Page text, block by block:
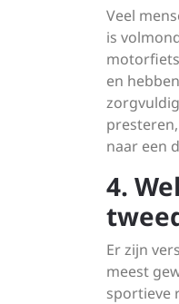
Veel
is
en
naar een
4.
Er zijn
meest
sportieve